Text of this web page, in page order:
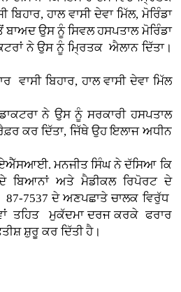
ਬਿਹਾਰ, ਹਾਲ ਵਾਸੀ ਦੇਵਾ ਮਿੱਲ, ਮੋਰਿੰਡਾ
ਉਸ ਨੂੰ ਸਿਵਲ ਹਸਪਤਾਲ ਮੋਰਿੰਡਾ
ਨੇ ਉਸ ਨੂੰ ਮ੍ਰਿਤਕ ਐਲਾਨ ਦਿੱਤਾ।
ਵਾਸੀ ਬਿਹਾਰ, ਹਾਲ ਵਾਸੀ ਦੇਵਾ ਮਿੱਲ
ਨੇ ਉਸ ਨੂੰ ਸਰਕਾਰੀ ਹਸਪਤਾਲ
ਕਰ ਦਿੱਤਾ, ਜਿੱਥੇ ਉਹ ਇਲਾਜ ਅਧੀਨ
ਮਨਜੀਤ ਸਿੰਘ ਨੇ ਦੱਸਿਆ ਕਿ
ਬਿਆਨਾਂ ਅਤੇ ਮੈਡੀਕਲ ਰਿਪੋਰਟ ਦੇ
7537 ਦੇ ਅਣਪਛਾਤੇ ਚਾਲਕ ਵਿਰੁੱਧ
ਤਹਿਤ ਮੁਕੱਦਮਾ ਦਰਜ ਕਰਕੇ ਫਰਾਰ
ਸ਼ੁਰੂ ਕਰ ਦਿੱਤੀ ਹੈ।